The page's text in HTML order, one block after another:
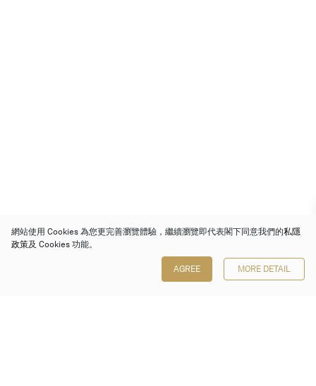
網站使用 Cookies 為您更完善瀏覽體驗，繼續瀏覽即代表閣下同意我們的私隱
政策及 Cookies 功能。
AGREE MORE DETAIL